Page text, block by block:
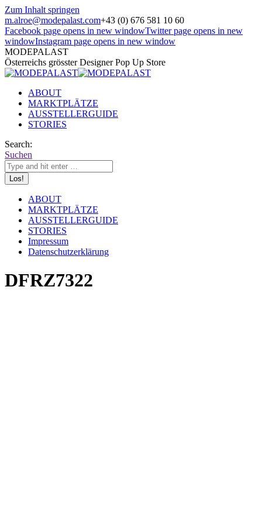
Zum Inhalt springen
m.alroe@modepalast.com+43 (0) 676 581 10 60
Facebook page opens in new windowTwitter page opens in new
windowInstagram page opens in new window
MODEPALAST
Österreichs grösster Designer Pop Up Store
ABOUT
MARKTPLÄTZE
AUSSTELLERGUIDE
STORIES
Search:
Suchen
ABOUT
MARKTPLÄTZE
AUSSTELLERGUIDE
STORIES
Impressum
Datenschutzerklärung
DFRZ7322